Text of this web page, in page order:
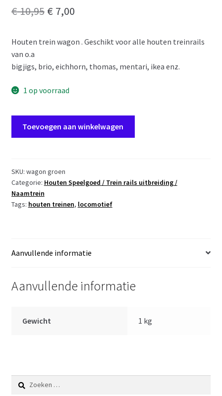
€10,95 Oorspronkelijke
was:
€ 10,95.
€ 7,00Huidige
is:
€ 7,00.
Houten trein wagon . Geschikt voor alle houten treinrails
van o.a
bigjigs, brio, eichhorn, thomas, mentari, ikea enz.
1 op voorraad
aantal
Toevoegen aan winkelwagen
SKU: wagon groen
Categorie: Houten Speelgoed / Trein rails uitbreiding /
Naamtrein
Tags: houten treinen, locomotief
Aanvullende informatie
Aanvullende informatie
Gewicht 1 kg
Zoeken
naar: